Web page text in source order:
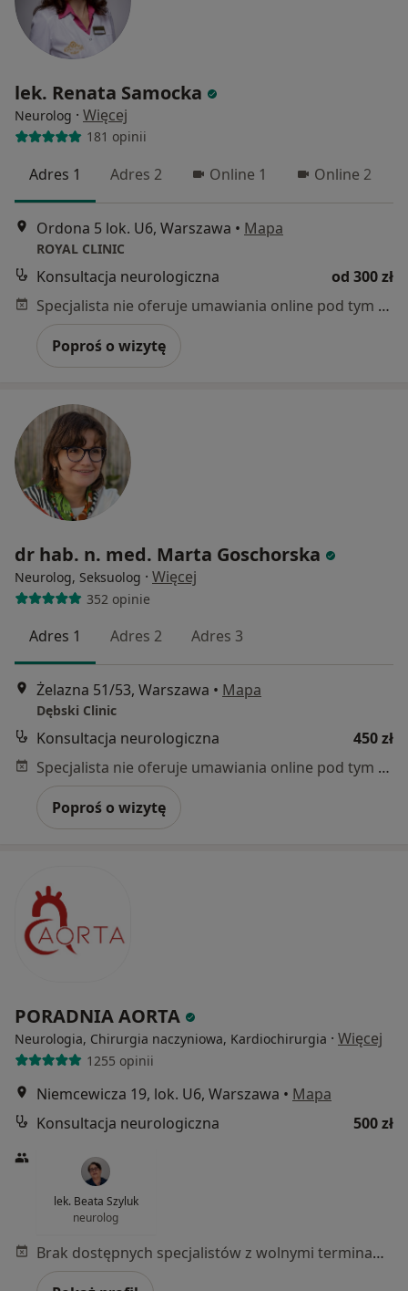
lek. Renata Samocka
Neurolog · Więcej
181 opinii
Adres 1 Adres 2 Online 1 Online 2
Ordona 5 lok. U6, Warszawa • Mapa
ROYAL CLINIC
Konsultacja neurologiczna
od 300 zł
Specjalista nie oferuje umawiania online pod tym adresem.
Poproś o wizytę
dr hab. n. med. Marta Goschorska
Neurolog, Seksuolog · Więcej
352 opinie
Adres 1 Adres 2 Adres 3
Żelazna 51/53, Warszawa • Mapa
Dębski Clinic
Konsultacja neurologiczna
450 zł
Specjalista nie oferuje umawiania online pod tym adresem.
Poproś o wizytę
PORADNIA AORTA
Neurologia, Chirurgia naczyniowa, Kardiochirurgia · Więcej
1255 opinii
Niemcewicza 19, lok. U6, Warszawa • Mapa
Konsultacja neurologiczna
500 zł
lek. Beata Szyluk
neurolog
Brak dostępnych specjalistów z wolnymi terminami w tym centrum medycznym.